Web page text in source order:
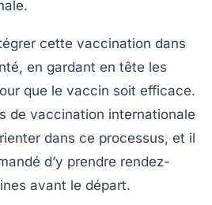
cette vaccination dans
en gardant en tête les
que le vaccin soit efficace.
de vaccination internationale
dans ce processus, et il
d’y prendre rendez-
avant le départ.